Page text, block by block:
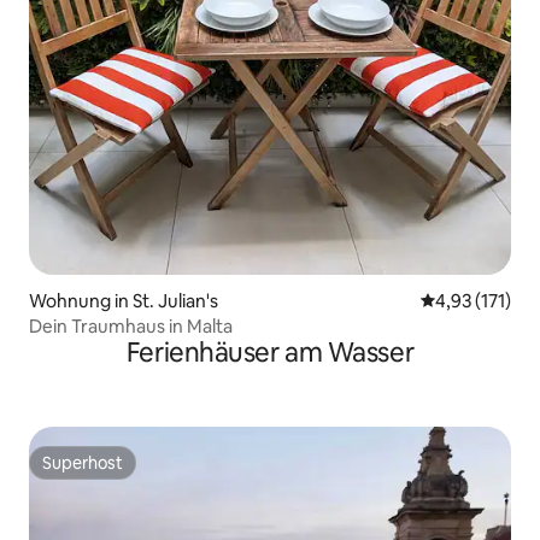
Wohnung in St. Julian's
4,93 (171)
Dein Traumhaus in Malta
Ferienhäuser am Wasser
Superhost
Superhost